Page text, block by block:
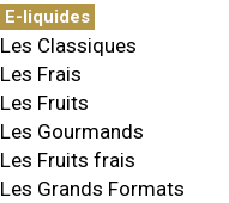
E-liquides
Les Classiques
Les Frais
Les Fruits
Les Gourmands
Les Fruits frais
Les Grands Formats